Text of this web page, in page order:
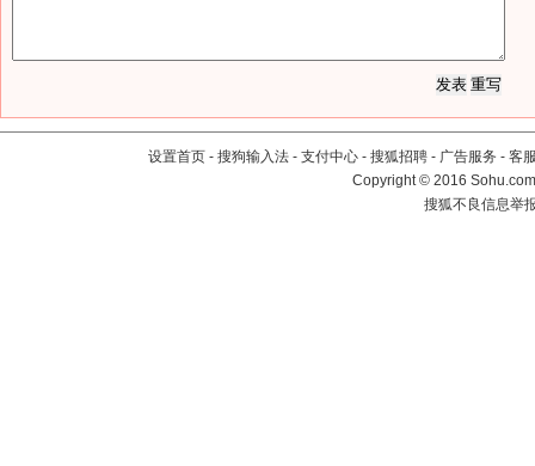
设置首页 - 搜狗输入法 - 支付中心 - 搜狐招聘 - 广告服务 - 客
Copyright©2016
搜狐不良信息举